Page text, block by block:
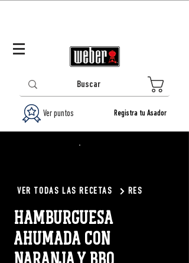
Ver puntos Registra tu Asador
VER TODAS LAS RECETAS RES
HAMBURGUESA
AHUMADA CON
NARANJA Y BBQ